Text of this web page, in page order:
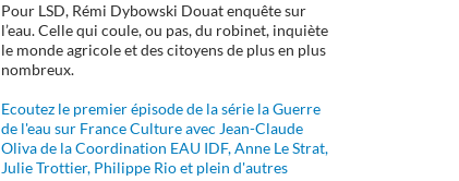
Pour LSD, Rémi Dybowski Douat enquête sur
l’eau. Celle qui coule, ou pas, du robinet, inquiète
le monde agricole et des citoyens de plus en plus
nombreux.
Ecoutez le premier épisode de la série la Guerre
de l'eau sur France Culture avec Jean-Claude
Oliva de la Coordination EAU IDF, Anne Le Strat,
Julie Trottier, Philippe Rio et plein d'autres